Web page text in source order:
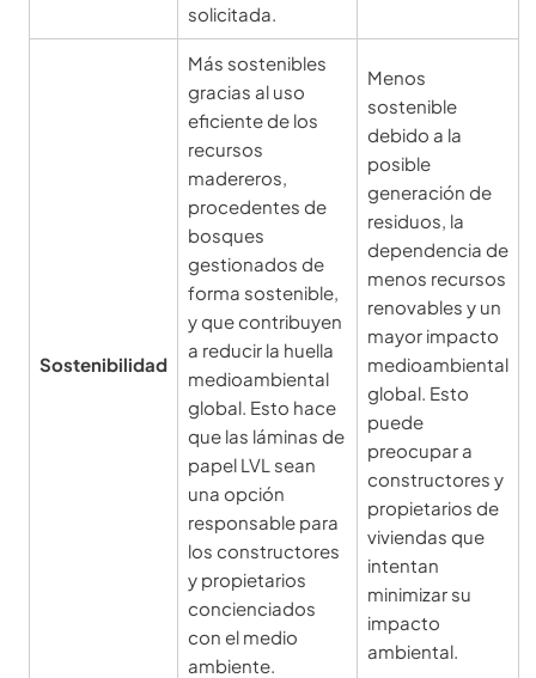
solicitada.
Sostenibilidad
Más sostenibles
gracias al uso
eficiente de los
recursos
madereros,
procedentes de
bosques
gestionados de
forma sostenible,
y que contribuyen
a reducir la huella
medioambiental
global. Esto hace
que las láminas de
papel LVL sean
una opción
responsable para
los constructores
y propietarios
concienciados
con el medio
ambiente.
Menos
sostenible
debido a la
posible
generación de
residuos, la
dependencia de
menos recursos
renovables y un
mayor impacto
medioambiental
global. Esto
puede
preocupar a
constructores y
propietarios de
viviendas que
intentan
minimizar su
impacto
ambiental.